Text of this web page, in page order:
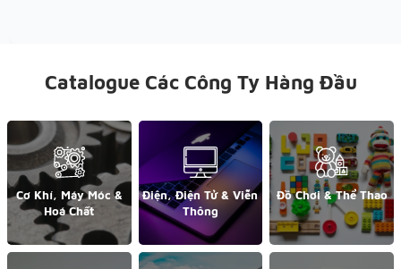
Catalogue Các Công Ty Hàng Đầu
Cơ Khí, Máy Móc &
Hoá Chất
Điện, Điện Tử & Viễn
Thông
Đồ Chơi & Thể Thao